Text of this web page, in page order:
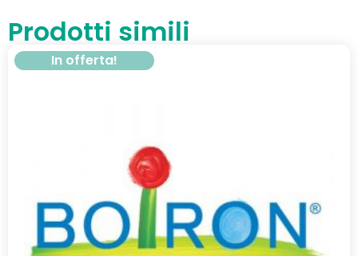
Prodotti simili
In offerta!